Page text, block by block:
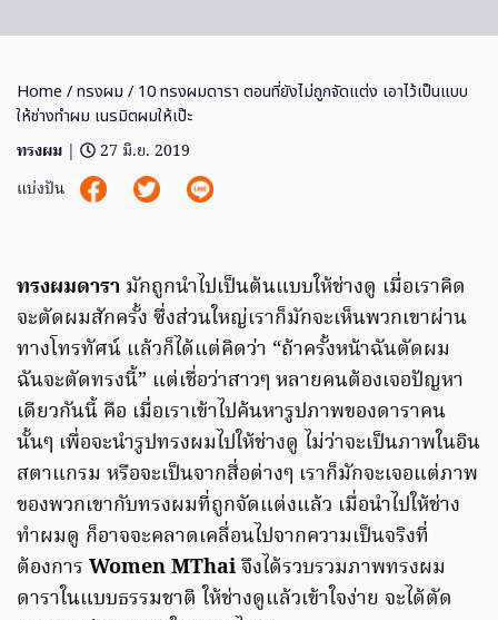
Home /ทรงผม / 10 ทรงผมดารา ตอนที่ยังไม่ถูกจัดแต่ง เอาไว้เป็นแบบ
ให้ช่างทำผม เนรมิตผมให้เป๊ะ
ทรงผม |
27 มิ.ย. 2019
แบ่งปัน
ทรงผมดารา มักถูกนำไปเป็นต้นแบบให้ช่างดู เมื่อเราคิด
จะตัดผมสักครั้ง ซึ่งส่วนใหญ่เราก็มักจะเห็นพวกเขาผ่าน
ทางโทรทัศน์ แล้วก็ได้แต่คิดว่า “ถ้าครั้งหน้าฉันตัดผม
ฉันจะตัดทรงนี้” แต่เชื่อว่าสาวๆ หลายคนต้องเจอปัญหา
เดียวกันนี้ คือ เมื่อเราเข้าไปค้นหารูปภาพของดาราคน
นั้นๆ เพื่อจะนำรูปทรงผมไปให้ช่างดู ไม่ว่าจะเป็นภาพในอิน
สตาแกรม หรือจะเป็นจากสื่อต่างๆ เราก็มักจะเจอแต่ภาพ
ของพวกเขากับทรงผมที่ถูกจัดแต่งแล้ว เมื่อนำไปให้ช่าง
ทำผมดู ก็อาจจะคลาดเคลื่อนไปจากความเป็นจริงที่
ต้องการ Women MThaiจึงได้รวบรวมภาพทรงผม
ดาราในแบบธรรมชาติ ให้ช่างดูแล้วเข้าใจง่าย จะได้ตัด